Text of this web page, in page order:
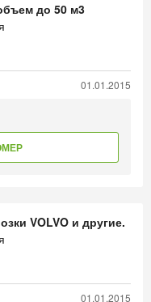
до 50 м3
01.01.2015
VOLVO и другие.
01.01.2015